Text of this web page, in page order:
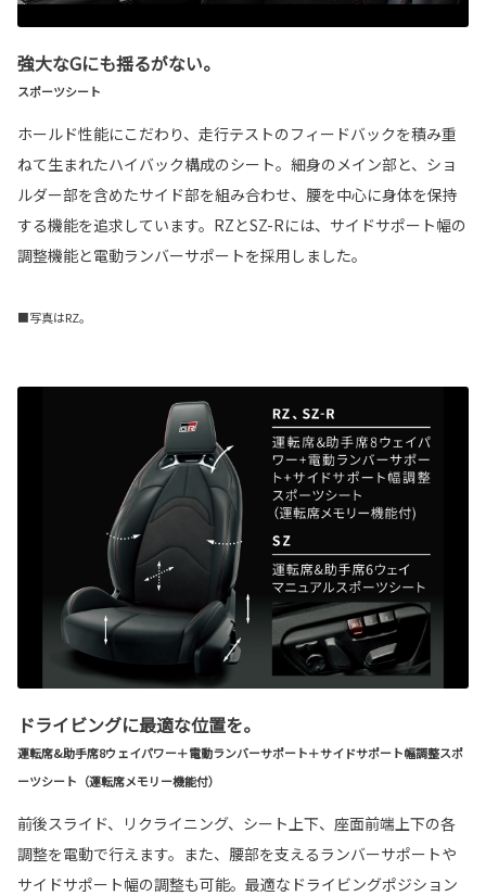
強大なGにも揺るがない。
スポーツシート
ホールド性能にこだわり、走行テストのフィードバックを積み重
ねて生まれたハイバック構成のシート。細身のメイン部と、ショ
ルダー部を含めたサイド部を組み合わせ、腰を中心に身体を保持
する機能を追求しています。RZとSZ-Rには、サイドサポート幅の
調整機能と電動ランバーサポートを採用しました。
■写真はRZ。
ドライビングに最適な位置を。
運転席&助手席8ウェイパワー＋電動ランバーサポート＋サイドサポート幅調整スポ
ーツシート（運転席メモリー機能付）
前後スライド、リクライニング、シート上下、座面前端上下の各
調整を電動で行えます。また、腰部を支えるランバーサポートや
サイドサポート幅の調整も可能。最適なドライビングポジション